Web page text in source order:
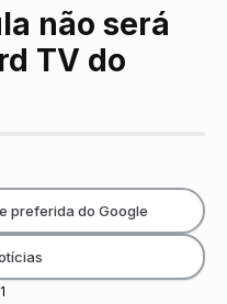
não será
TV do
preferida do Google